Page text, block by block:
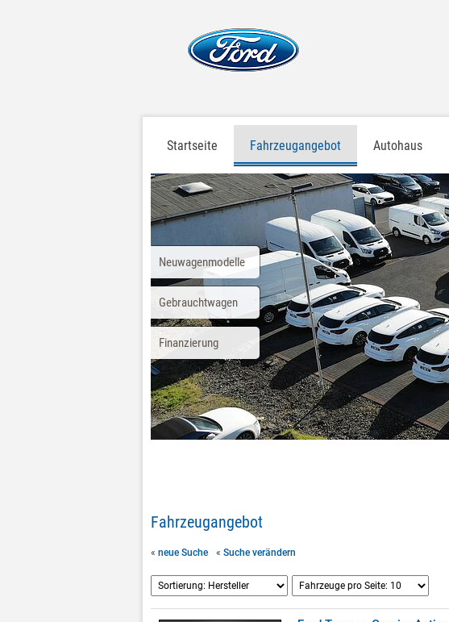
Startseite Fahrzeugangebot Autohaus
Neuwagenmodelle
Gebrauchtwagen
Finanzierung
Fahrzeugangebot
« neue Suche « Suche verändern